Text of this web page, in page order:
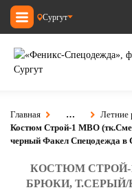
Сургут
Главная …
Летние
Костюм Строй-1 МВО
черный Факел Спецодежда в
КОСТЮМ СТРОЙ-
БРЮКИ,